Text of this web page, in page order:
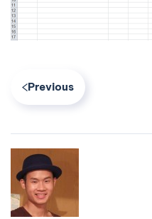
Previous